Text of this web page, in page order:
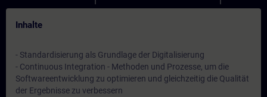
Inhalte
- Standardisierung als Grundlage der Digitalisierung
- Continuous Integration - Methoden und Prozesse, um die
Softwareentwicklung zu optimieren und gleichzeitig die Qualität
der Ergebnisse zu verbessern